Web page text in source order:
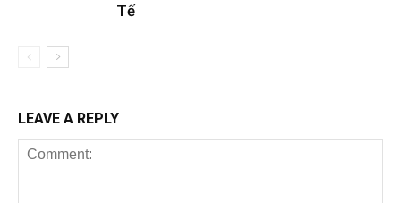
Tế
LEAVE A REPLY